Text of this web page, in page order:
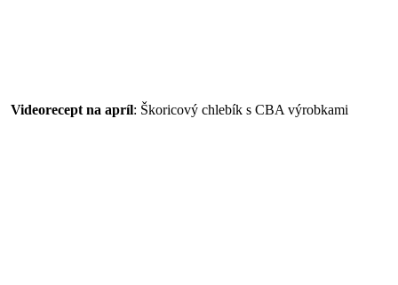
Videorecept na apríl: Škoricový chlebík s CBA výrobkami